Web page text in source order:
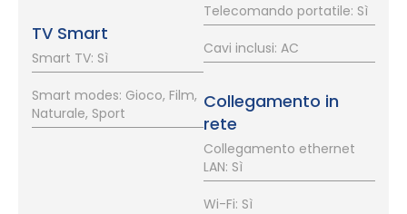
TV Smart
Smart TV: Sì
Smart modes: Gioco, Film,
Naturale, Sport
Telecomando portatile: Sì
Cavi inclusi: AC
Collegamento in
rete
Collegamento ethernet
LAN: Sì
Wi-Fi: Sì